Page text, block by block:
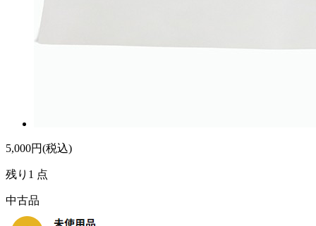
5,000円(税込)
残り1 点
中古品